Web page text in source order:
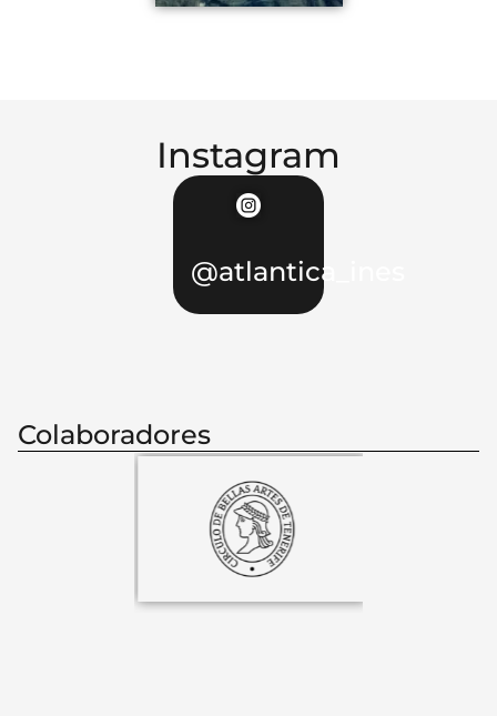
Instagram
@atlantica_ines
Colaboradores